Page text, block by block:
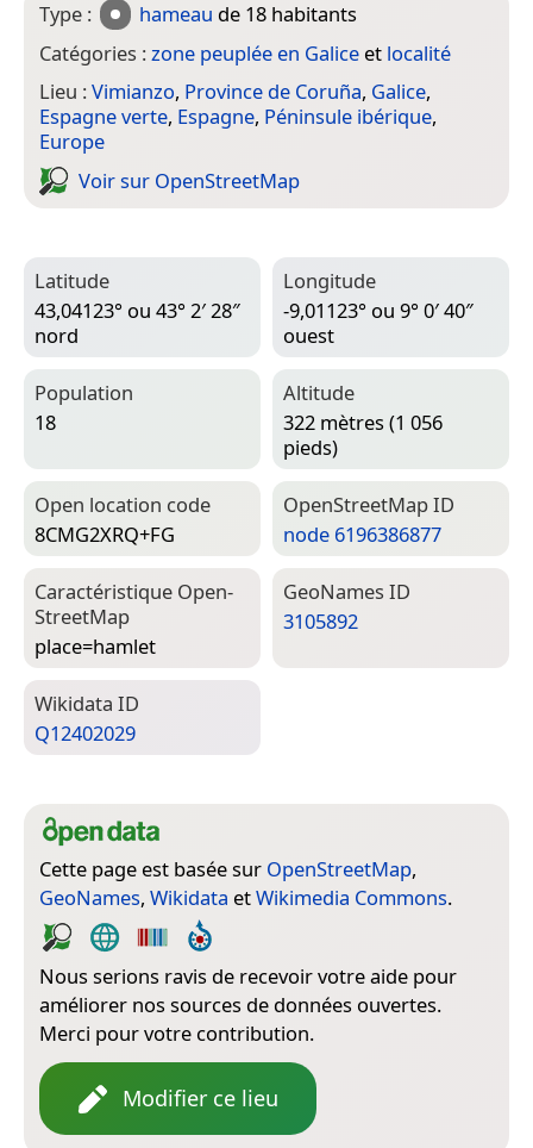
Type : hameau de 18 habitants
Catégories :zone peuplée en Galice et localité
Lieu :Vimianzo, Province de Coruña, Galice,
Espagne verte, Espagne, Péninsule ibérique,
Europe
Voir sur Open­Street­Map
Latitude
43,04123° ou 43° 2′ 28″
nord
Longitude
-9,01123° ou 9° 0′ 40″
ouest
Population
18
Altitude
322 mètres (1 056
pieds)
Open location code
8CMG2XRQ+FG
Open­Street­Map ID
node 6196386877
Caractéristique Open­
Street­Map
place=­hamlet
Geo­Names ID
3105892
Wiki­data ID
Q12402029
Cette page est basée sur OpenStreetMap,
GeoNames, Wikidata etWikimedia Commons.
Nous serions ravis de recevoir votre aide pour
améliorer nos sources de données ouvertes.
Merci pour votre contribution.
Modifier ce lieu